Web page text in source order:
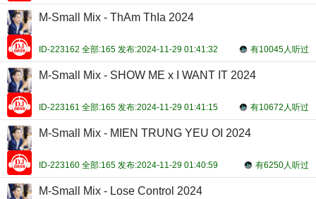
M-Small Mix - ThAm ThIa 2024
有10045人听过
ID-223162 全部:165 发布:2024-11-29 01:41:32
M-Small Mix - SHOW ME x I WANT IT 2024
有10672人听过
ID-223161 全部:165 发布:2024-11-29 01:41:15
M-Small Mix - MIEN TRUNG YEU OI 2024
有6250人听过
ID-223160 全部:165 发布:2024-11-29 01:40:59
M-Small Mix - Lose Control 2024